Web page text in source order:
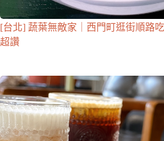
[台北] 蔬葉無敵家｜西門町逛街順路
超讚